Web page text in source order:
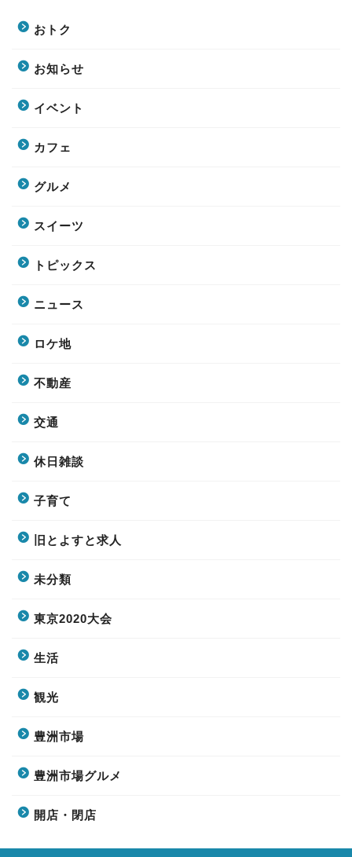
おトク
お知らせ
イベント
カフェ
グルメ
スイーツ
トピックス
ニュース
ロケ地
不動産
交通
休日雑談
子育て
旧とよすと求人
未分類
東京2020大会
生活
観光
豊洲市場
豊洲市場グルメ
開店・閉店